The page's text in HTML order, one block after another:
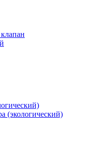
(экологический)